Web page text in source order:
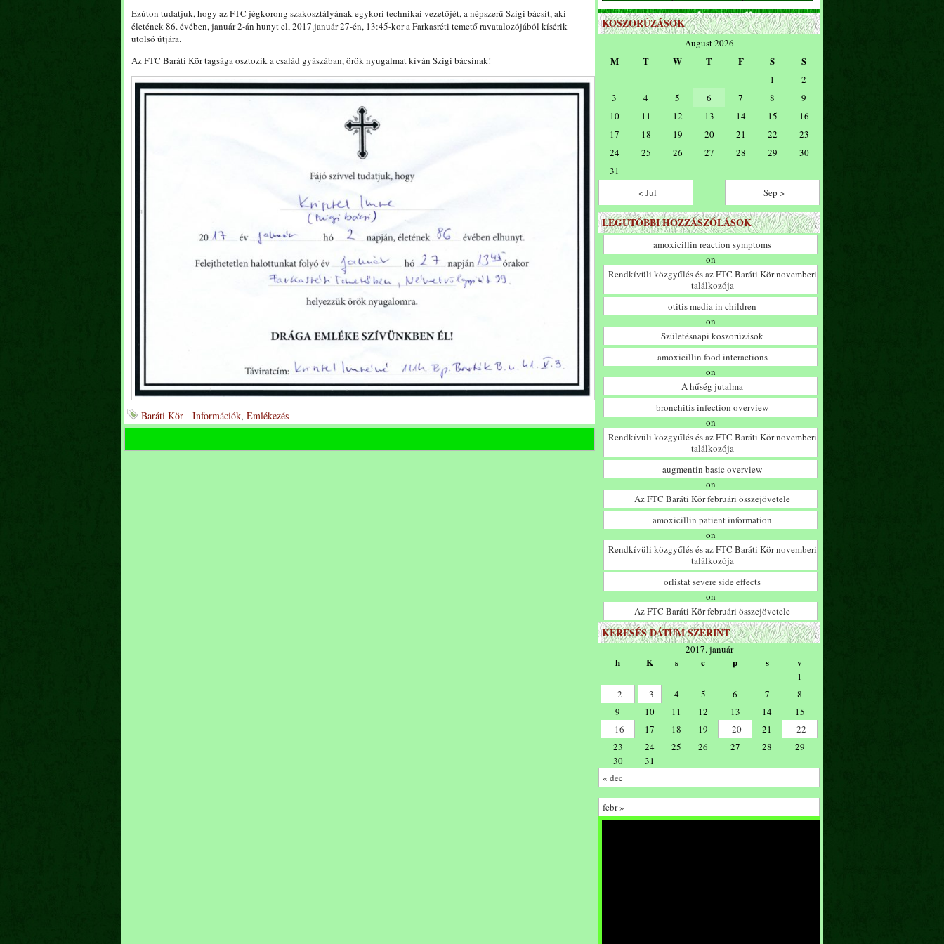
Ezúton tudatjuk, hogy az FTC jégkorong szakosztályának egykori technikai vezetőjét, a népszerű Szigi bácsit, aki
életének 86. évében, január 2-án hunyt el, 2017.január 27-én, 13:45-kor a Farkasréti temető ravatalozójából kísérik
utolsó útjára.
Az FTC Baráti Kör tagsága osztozik a család gyászában, örök nyugalmat kíván Szigi bácsinak!
Baráti Kör - Információk, Emlékezés
KOSZORÚZÁSOK
August 2026
M T W T F S S
1
2
3
4 5 6 7 8
9
10
11 12 13 14 15
16
17
18 19 20 21 22
23
24
25 26 27 28 29
30
31
< Jul
Sep >
LEGUTÓBBI HOZZÁSZÓLÁSOK
amoxicillin reaction symptoms
on
Rendkívüli közgyűlés és az FTC Baráti Kör novemberi
találkozója
otitis media in children
on
Születésnapi koszorúzások
amoxicillin food interactions
on
A hűség jutalma
bronchitis infection overview
on
Rendkívüli közgyűlés és az FTC Baráti Kör novemberi
találkozója
augmentin basic overview
on
Az FTC Baráti Kör februári összejövetele
amoxicillin patient information
on
Rendkívüli közgyűlés és az FTC Baráti Kör novemberi
találkozója
orlistat severe side effects
on
Az FTC Baráti Kör februári összejövetele
KERESÉS DÁTUM SZERINT
2017. január
h K s c p s v
1
2
3 4 5 6 7
8
9
10 11 12 13 14
15
16
17 18 19 20 21
22
23
24 25 26 27 28
29
30
31
« dec
febr »